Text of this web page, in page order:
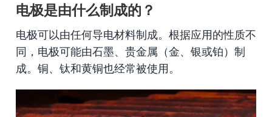
电极是由什么制成的？
电极可以由任何导电材料制成。根据应用的性质不
同，电极可能由石墨、贵金属（金、银或铂）制
成。铜、钛和黄铜也经常被使用。